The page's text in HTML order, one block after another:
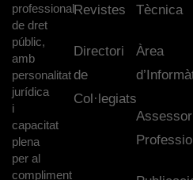
professional
de dret
públic,
amb
personalitat
jurídica
i
capacitat
plena
per al
compliment
Revistes
Directori
de
Col·legiats
Tècnica
Àrea